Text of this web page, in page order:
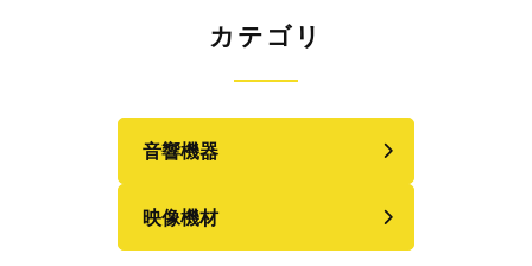
カテゴリ
音響機器
映像機材